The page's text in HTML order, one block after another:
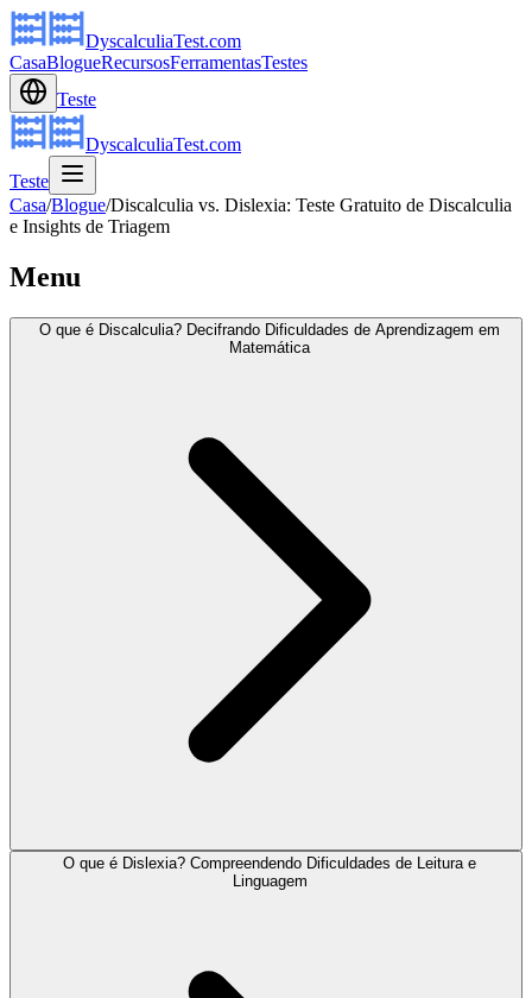
DyscalculiaTest.com
CasaBlogueRecursosFerramentasTestes
Teste
DyscalculiaTest.com
Teste
Casa/Blogue/Discalculia vs. Dislexia: Teste Gratuito de Discalculia
e Insights de Triagem
Menu
O que é Discalculia? Decifrando Dificuldades de Aprendizagem em
Matemática
O que é Dislexia? Compreendendo Dificuldades de Leitura e
Linguagem